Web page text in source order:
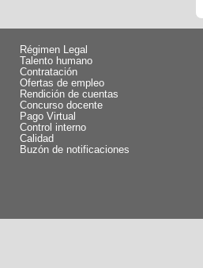
Régimen Legal
Talento humano
Contratación
Ofertas de empleo
Rendición de cuentas
Concurso docente
Pago Virtual
Control interno
Calidad
Buzón de notificaciones